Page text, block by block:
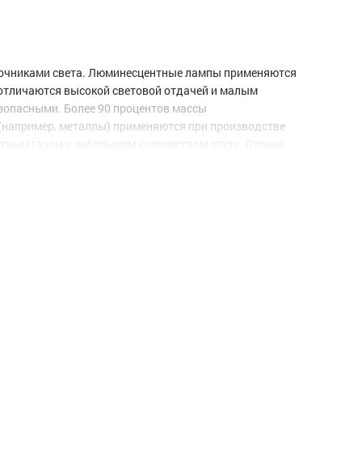
света. Люминесцентные лампы применяются
высокой световой отдачей и малым
Более 90 процентов массы
металлы) применяются при производстве
электродами возникает электрический разряд,
люминофоров, можно изменять цветность
включаться со стандартными дросселями и